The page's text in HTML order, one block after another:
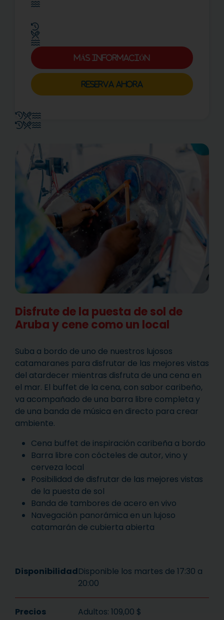
Disfrute de la puesta de sol de
Aruba y cene como un local
Suba a bordo de uno de nuestros lujosos
catamaranes para disfrutar de las mejores vistas
del atardecer mientras disfruta de una cena en
el mar. El buffet de la cena, con sabor caribeño,
va acompañado de una barra libre completa y
de una banda de música en directo para crear
ambiente.
Cena buffet de inspiración caribeña a bordo
Barra libre con cócteles de autor, vino y
cerveza local
Posibilidad de disfrutar de las mejores vistas
de la puesta de sol
Banda de tambores de acero en vivo
Navegación panorámica en un lujoso
catamarán de cubierta abierta
DisponibilidadDisponible los martes de 17:30 a
20:00
Precios
Adultos: 109,00 $
MÁS INFORMACIÓN
RESERVA AHORA